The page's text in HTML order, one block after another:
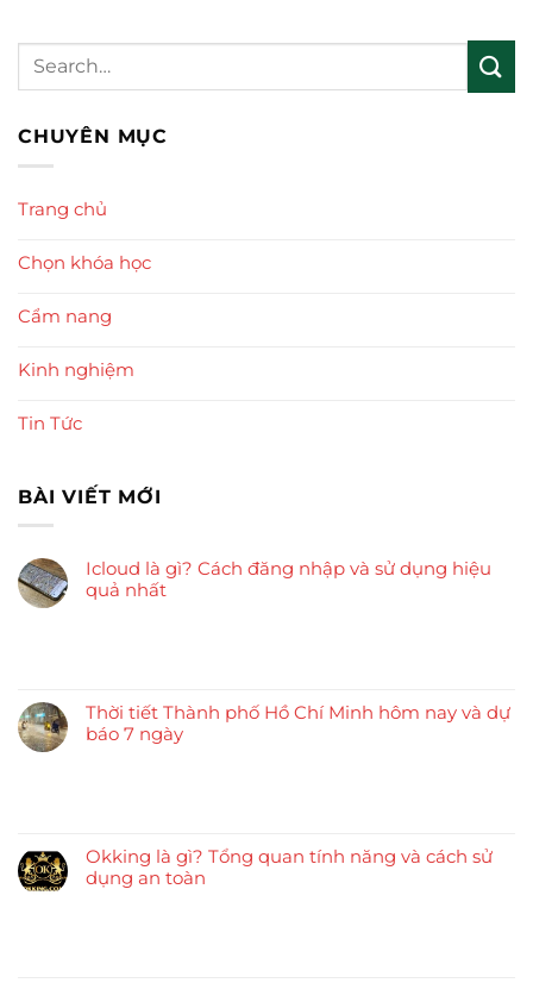
CHUYÊN MỤC
Trang chủ
Chọn khóa học
Cẩm nang
Kinh nghiệm
Tin Tức
BÀI VIẾT MỚI
Icloud là gì? Cách đăng nhập và sử dụng hiệu
quả nhất
Thời tiết Thành phố Hồ Chí Minh hôm nay và dự
báo 7 ngày
Okking là gì? Tổng quan tính năng và cách sử
dụng an toàn